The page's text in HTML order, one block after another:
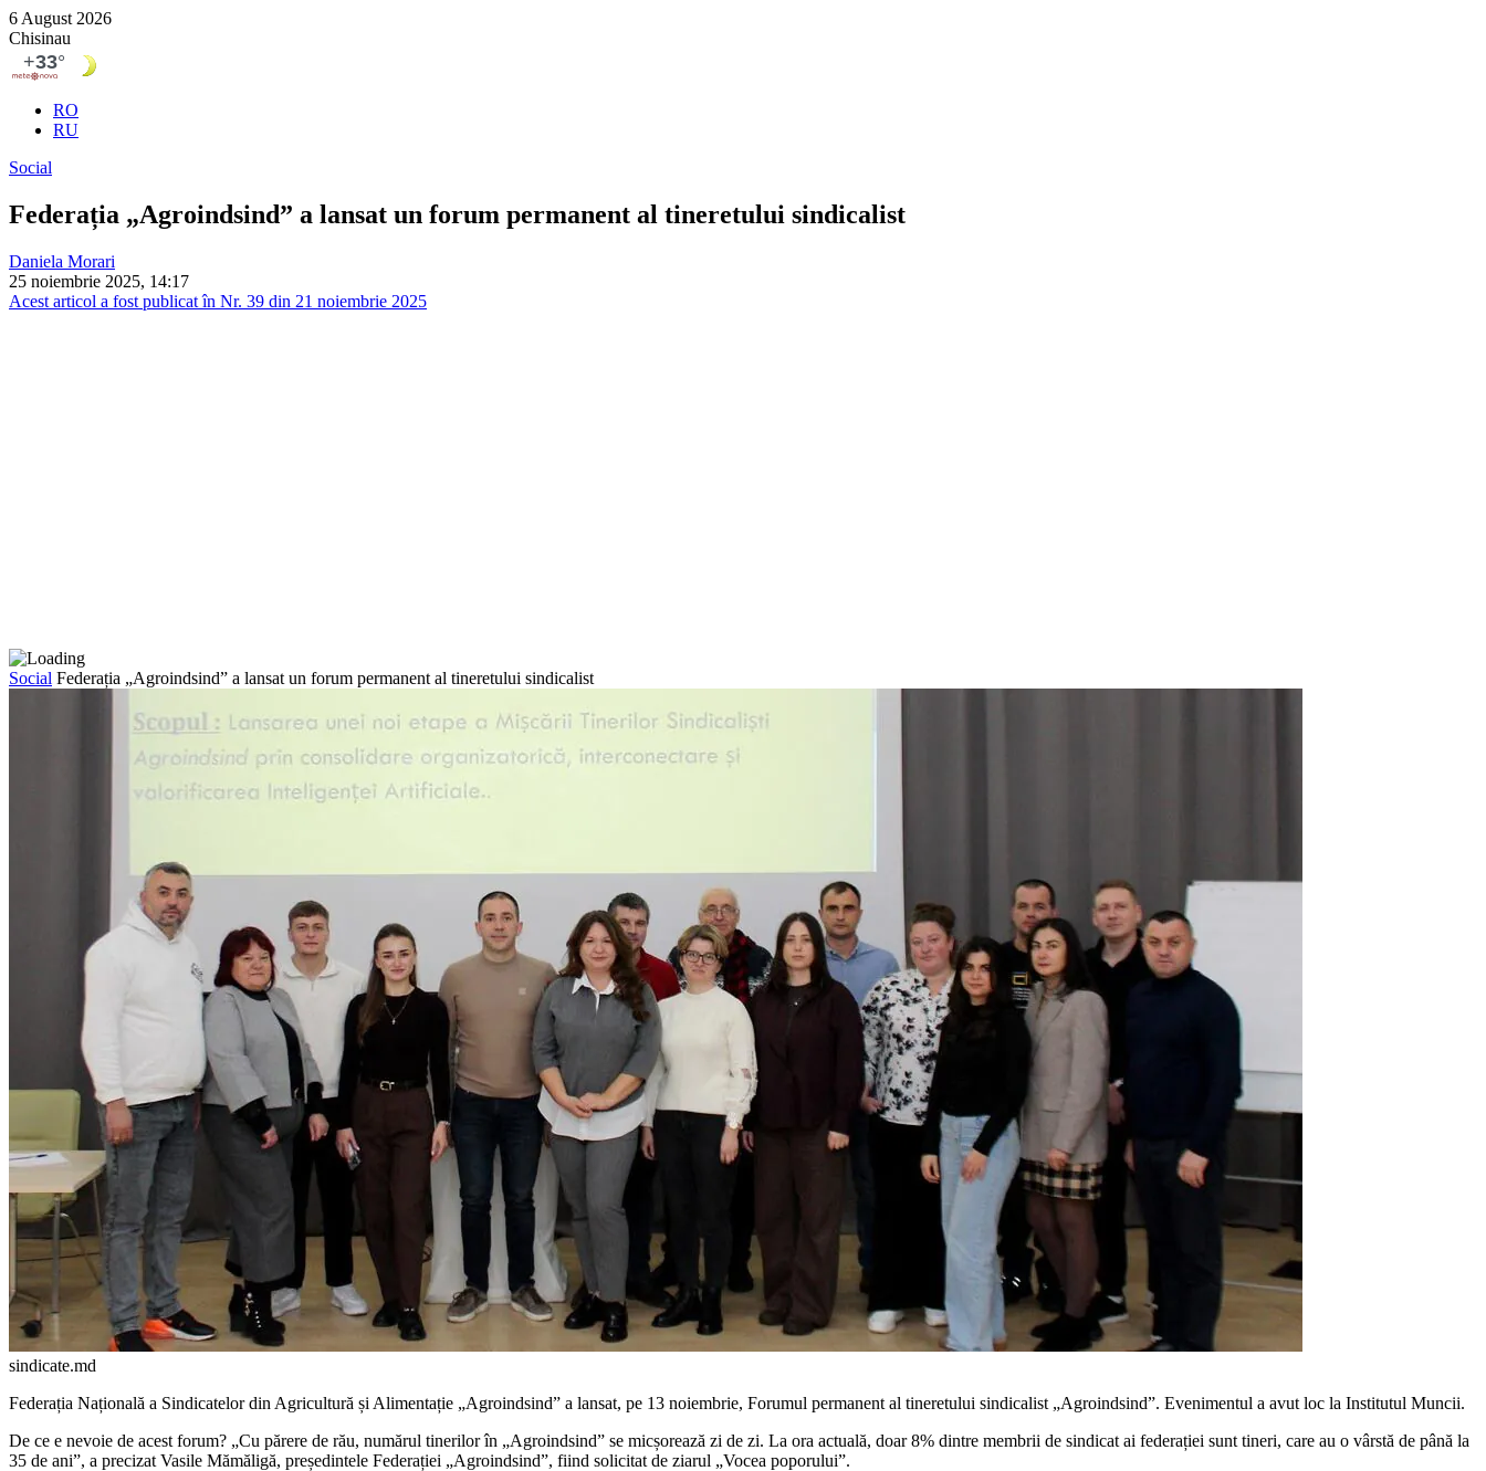
6 August 2026
Chisinau
RO
RU
Social
Federația „Agroindsind” a lansat un forum permanent al tineretului sindicalist
Daniela Morari
25 noiembrie 2025, 14:17
Acest articol a fost publicat în Nr. 39 din 21 noiembrie 2025
Social Federația „Agroindsind” a lansat un forum permanent al tineretului sindicalist
sindicate.md
Federația Națională a Sindicatelor din Agricultură și Alimentație „Agroindsind” a lansat, pe 13 noiembrie, Forumul permanent al ti­neretului sindicalist „Agroindsind”. Evenimentul a avut loc la Institutul Muncii.
De ce e nevoie de acest forum? „Cu păre­re de rău, numărul tinerilor în „Agroindsind” se micșorează zi de zi. La ora actuală, doar 8% dintre membrii de sindicat ai federației sunt tineri, care au o vârstă de până la
35 de ani”, a precizat Vasile Mămăligă, președintele Federației „Agroindsind”, fiind solicitat de zi­arul „Vocea poporului”.